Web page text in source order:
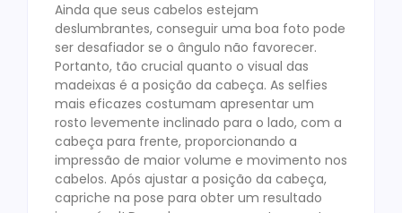
Ainda que seus cabelos estejam
deslumbrantes, conseguir uma boa foto pode
ser desafiador se o ângulo não favorecer.
Portanto, tão crucial quanto o visual das
madeixas é a posição da cabeça. As selfies
mais eficazes costumam apresentar um
rosto levemente inclinado para o lado, com a
cabeça para frente, proporcionando a
impressão de maior volume e movimento nos
cabelos. Após ajustar a posição da cabeça,
capriche na pose para obter um resultado